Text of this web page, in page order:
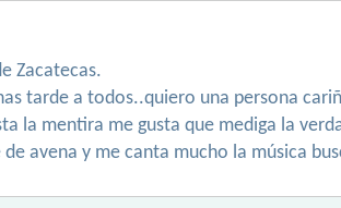
Zacatecas.
tarde a todos..quiero una persona
la mentira me gusta que mediga la
avena y me canta mucho la música